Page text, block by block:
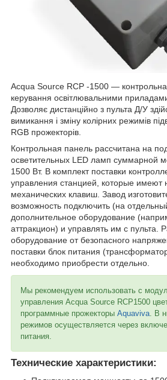
Acqua Source RCP -1500 — контрольна
керування освітлювальними
Дозволяє дистанційно з пульта Д/У
вимикання і зміну колірних режимів
RGB прожекторів.
Контрольная панель рассчитана на
осветительных LED ламп суммарной
1500 Вт. В комплект поставки
управления станцией, которые имеют
механических клавиш. Завод
возможность подключить (на
дополнительное оборудование
аттракцион) и управлять им с пульта.
оборудование от безопасного
поставки блок питания
необходимо приобрести отдельно.
Мы рекомендуем использовать с
управления Acqua Source RCP1500
программные прожекторы Aquaviva . В
режимов осуществляется через
питания.
Технические характеристики: